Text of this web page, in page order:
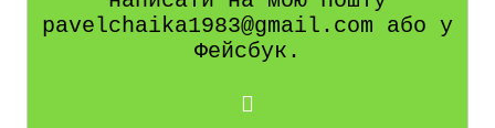
pavelchaika1983@gmail.com або у
Фейсбук.